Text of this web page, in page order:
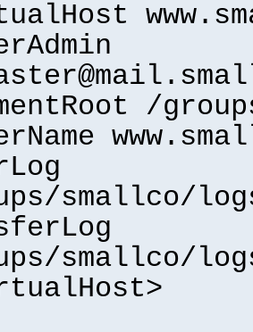
/
smallco/
smallco/